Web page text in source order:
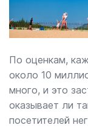
По оценкам,
около 10
много, и это
оказывает ли
посетителей